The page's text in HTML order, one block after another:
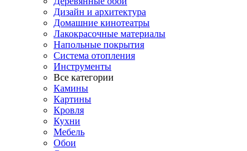
Дизайн и архитектура
Домашние кинотеатры
Лакокрасочные материалы
Напольные покрытия
Система отопления
Инструменты
Все категории
Камины
Картины
Кровля
Кухни
Мебель
Обои